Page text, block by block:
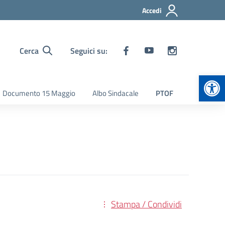
Accedi
Cerca Seguici su:
Documento 15 Maggio Albo Sindacale PTOF
Stampa / Condividi